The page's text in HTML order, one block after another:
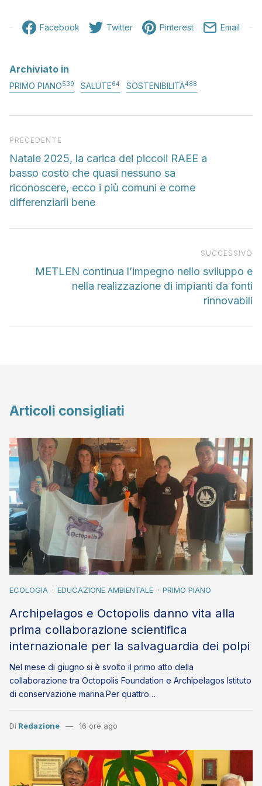
Facebook Twitter Pinterest Email
Archiviato in
PRIMO PIANO539 SALUTE64 SOSTENIBILITÀ488
Articolo precedente
PRECEDENTE
Natale 2025, la carica dei piccoli RAEE a
basso costo che quasi nessuno sa
riconoscere, ecco i più comuni e come
differenziarli bene
SUCCESSIVO
METLEN continua l’impegno nello sviluppo e
nella realizzazione di impianti da fonti
rinnovabili
Articoli consigliati
ECOLOGIA EDUCAZIONE AMBIENTALE PRIMO PIANO
Archipelagos e Octopolis danno vita alla
prima collaborazione scientifica
internazionale per la salvaguardia dei polpi
Nel mese di giugno si è svolto il primo atto della
collaborazione tra Octopolis Foundation e Archipelagos Istituto
di conservazione marina.Per quattro…
Di Redazione 16 ore ago